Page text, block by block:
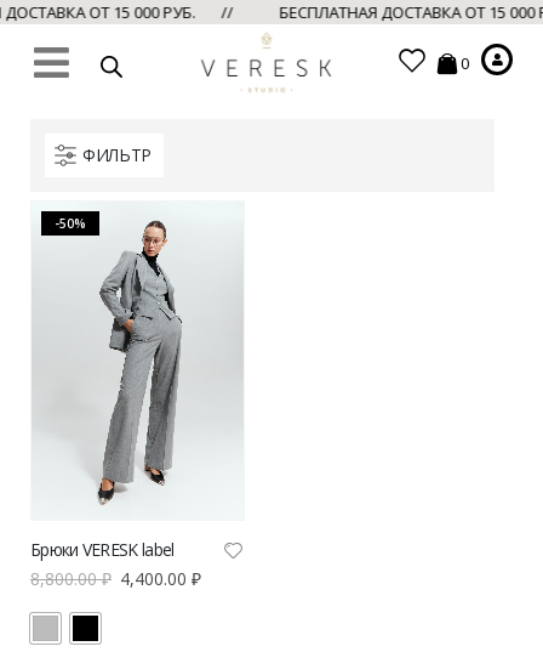
ОТ 15 000 РУБ. // БЕСПЛАТНАЯ ДОСТАВКА ОТ 15
0
ФИЛЬТР
-50%
Брюки VERESK label
8,800.00₽ 4,400.00 ₽